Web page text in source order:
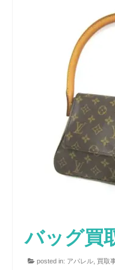
バッグ買
posted in: アパレル 買取